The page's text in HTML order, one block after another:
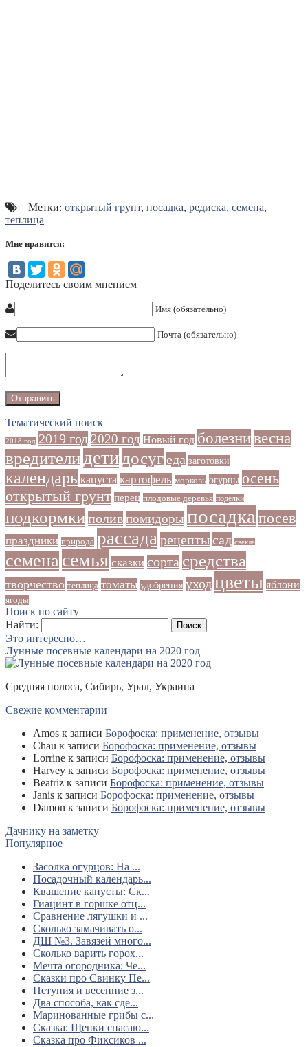
Метки: открытый грунт, посадка, редиска, семена,
теплица
Мне нравится:
Поделитесь своим мнением
Имя (обязательно)
Почта (обязательно)
Тематический поиск
2018 год 2019 год 2020 год Новый год болезнивесна
вредителидети досугеда заготовки
календарь капуста картофель морковь огурцы осень
открытый грунт перец плодовые деревья поделки
подкормкиполивпомидоры посадка посев
праздники природа рассадарецептысад свекла
семена семья сказки сорта средства
творчество теплица томаты удобрения уходцветы яблони
ягоды
Поиск по сайту
Найти:
Это интересно…
Лунные посевные календари на 2020 год
Средняя полоса, Сибирь, Урал, Украина
Свежие комментарии
Amos к записи Борофоска: применение, отзывы
Chau к записи Борофоска: применение, отзывы
Lorrine к записи Борофоска: применение, отзывы
Harvey к записи Борофоска: применение, отзывы
Beatriz к записи Борофоска: применение, отзывы
Janis к записи Борофоска: применение, отзывы
Damon к записи Борофоска: применение, отзывы
Дачнику на заметку
Популярное
Засолка огурцов: На ...
Посадочный календарь...
Квашение капусты: Ск...
Гиацинт в горшке отц...
Сравнение лягушки и ...
Сколько замачивать о...
ДШ №3. Завязей много...
Сколько варить горох...
Мечта огородника: Че...
Сказки про Свинку Пе...
Петуния и весенние з...
Два способа, как сде...
Маринованные грибы с...
Сказка: Щенки спасаю...
Сказка про Фиксиков ...